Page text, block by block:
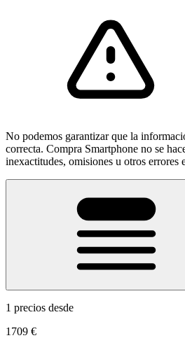
No podemos garantizar que la
correcta. Compra Smartphone no se
inexactitudes, omisiones u otros errores
1 precios desde
1709 €